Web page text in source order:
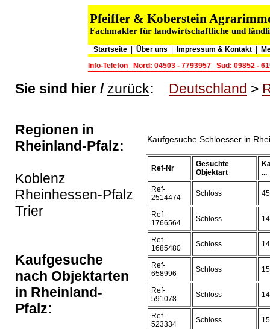
Pfeiffer & Koberstein
Fachmakler für landwirtschaftliche und
Startseite Über uns Impressum & Kontakt
Info-Telefon
Nord: 04503 - 7793957 Süd: 09852 -
Sie sind hier / zurück: Deutschland >
Regionen in
Rheinland-Pfalz:
Koblenz
Rheinhessen-Pfalz
Trier
Kaufgesuche
nach Objektarten
in Rheinland-
Pfalz:
Kaufgesuche Schloesser in
Ref-Nr
Gesuchte
Objektart
...
Ref-
2514474
Schloss
Ref-
1766564
Schloss
Ref-
1685480
Schloss
Ref-
658996
Schloss
Ref-
591078
Schloss
Ref-
523334
Schloss